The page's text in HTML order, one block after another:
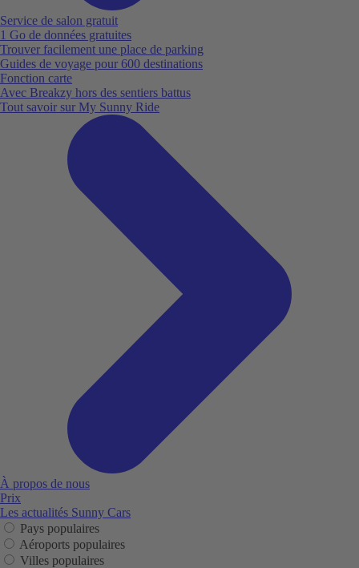
Service de salon gratuit
1 Go de données gratuites
Trouver facilement une place de parking
Guides de voyage pour 600 destinations
Fonction carte
Avec Breakzy hors des sentiers battus
Tout savoir sur My Sunny Ride
À propos de nous
Prix
Les actualités Sunny Cars
Pays populaires
Aéroports populaires
Villes populaires